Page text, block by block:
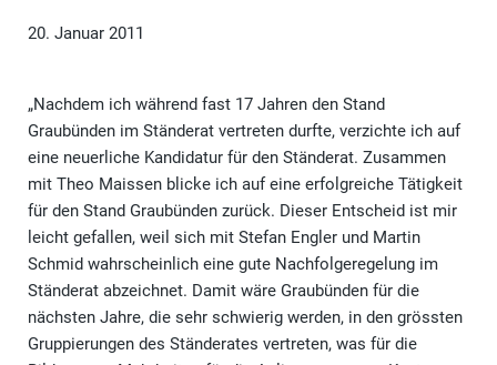
20. Januar 2011
„Nachdem ich während fast 17 Jahren den Stand
Graubünden im Ständerat vertreten durfte, verzichte ich auf
eine neuerliche Kandidatur für den Ständerat. Zusammen
mit Theo Maissen blicke ich auf eine erfolgreiche Tätigkeit
für den Stand Graubünden zurück. Dieser Entscheid ist mir
leicht gefallen, weil sich mit Stefan Engler und Martin
Schmid wahrscheinlich eine gute Nachfolgeregelung im
Ständerat abzeichnet. Damit wäre Graubünden für die
nächsten Jahre, die sehr schwierig werden, in den grössten
Gruppierungen des Ständerates vertreten, was für die